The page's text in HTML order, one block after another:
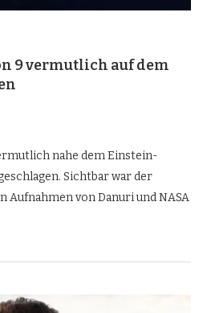
9 vermutlich auf dem
nahe dem Einstein-
Sichtbar war der
Aufnahmen von Danuri und NASA